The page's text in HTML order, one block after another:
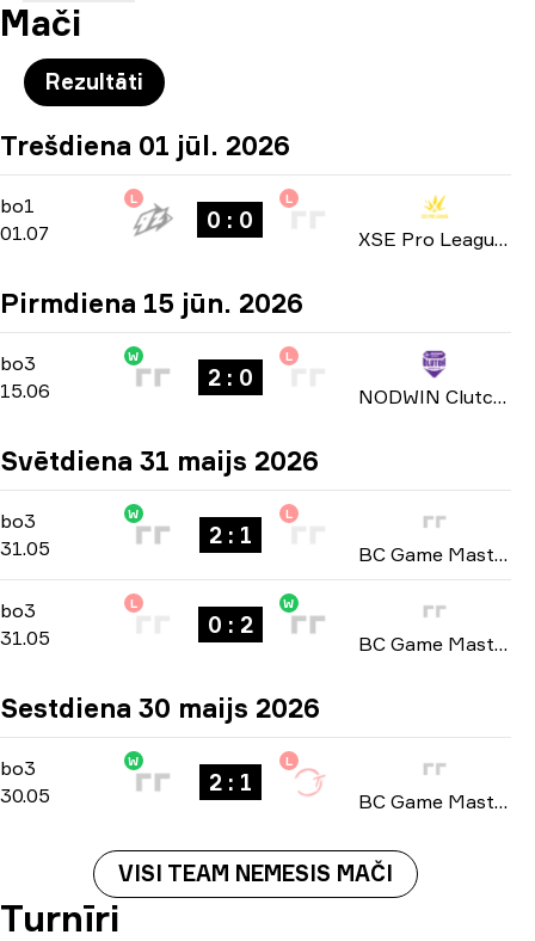
Mači
Rezultāti
Trešdiena 01 jūl. 2026
bo1 Group Stage-bo1
01.07
L
0 : 0
L
XSE Pro League 2026
Pirmdiena 15 jūn. 2026
bo3 -bo3
15.06
W
2 : 0
L
NODWIN Clutch Series: Season 9 2026
Svētdiena 31 maijs 2026
bo3 -bo3
31.05
W
2 : 1
L
BC Game Masters: Europe Series #2 season 2 2026
bo3 -bo3
31.05
L
0 : 2
W
BC Game Masters: Europe Series #2 season 2 2026
Sestdiena 30 maijs 2026
bo3 -bo3
30.05
W
2 : 1
L
BC Game Masters: Europe Series #2 season 2 2026
VISI TEAM NEMESIS MAČI
Turnīri